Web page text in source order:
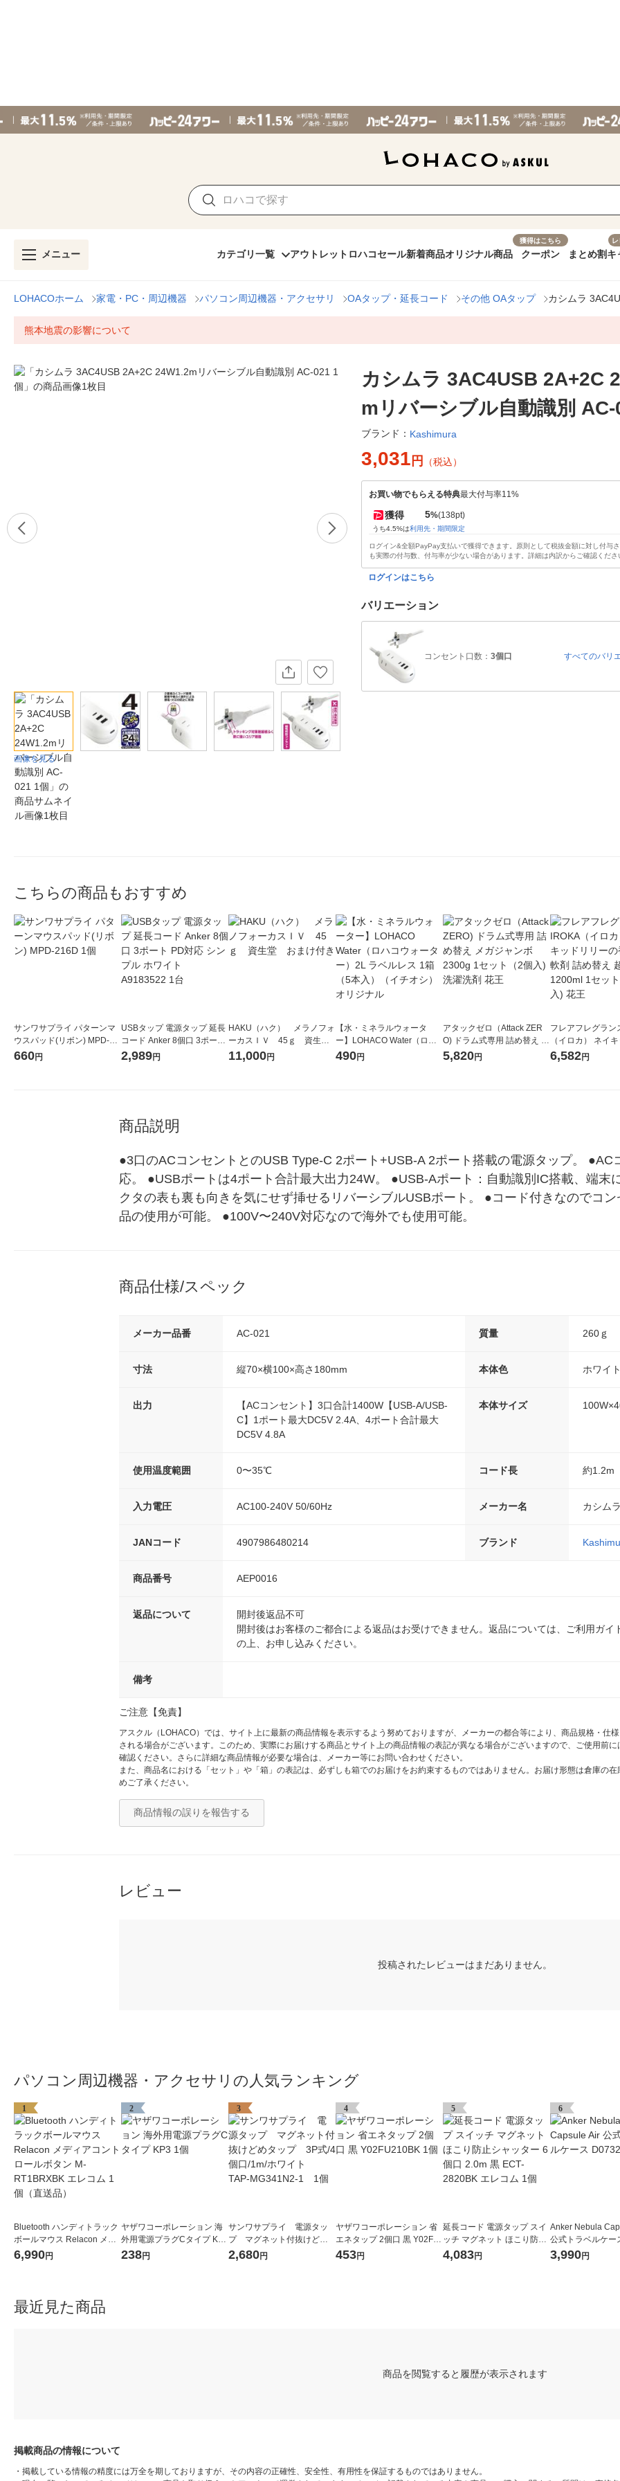
メニュー カテゴリ一覧 アウトレット ロハコセール新着商品オリジナル商品
獲得はこちら
クーポン まとめ割キ
LOHACOホーム 家電・PC・周辺機器 パソコン周辺機器・アクセサリ OAタップ・延長コード その他 OAタップ カシムラ
熊本地震の影響について
画像を見る
カシムラ 3AC4USB 2A+2C
mリバーシブル自動識別 AC-
ブランド： Kashimura
3,031 円 （税込）
お買い物でもらえる特典最大付与率11%
獲得 5%(138pt)
うち4.5%は利用先・期間限定
ログイン&全額PayPay支払いで獲得できます。原則として税抜金額に対し付与
も実際の付与数、付与率が少ない場合があります。詳細は内訳からご確認くださ
ログインはこちら
バリエーション
コンセント口数： 3個口 すべてのバリ
こちらの商品もおすすめ
サンワサプライ パターンマ
ウスパッド(リボン) MPD-21
6D 1個
660円
USBタップ 電源タップ 延長
コード Anker 8個口 3ポート
PD対応 シンプル ホワイト A
2,989円
HAKU（ハク） メラノフォ
ーカスＩＶ 45ｇ 資生
堂 おまけ付き
11,000円
【水・ミネラルウォータ
ー】LOHACO Water（ロハ
コウォーター）2L ラベルレ
490円
アタックゼロ（Attack ZER
O) ドラム式専用 詰め替え メ
ガジャンボ 2300g 1セット
5,820円
フレアフレグラン
（イロカ） ネイ
ーの香り 柔軟剤 詰
6,582円
商品説明
●3口のACコンセントとのUSB Type-C 2ポート+USB-A 2ポート搭載の電源タップ。
応。 ●USBポートは4ポート合計最大出力24W。 ●USB-Aポート：自動識別IC搭載、端末
クタの表も裏も向きを気にせず挿せるリバーシブルUSBポート。 ●コード付きなのでコ
品の使用が可能。 ●100V〜240V対応なので海外でも使用可能。
商品仕様/スペック
メーカー品番 AC-021 質量 260ｇ
寸法 縦70×横100×高さ180mm 本体色 ホワイト
出力
【ACコンセント】3口合計1400W【USB-A/USB-
C】1ポート最大DC5V 2.4A、4ポート合計最大
DC5V 4.8A
本体サイズ
使用温度範囲 0〜35℃ コード長 約1.2m
入力電圧 AC100-240V 50/60Hz メーカー名 カシムラ
JANコード 4907986480214 ブランド
商品番号 AEP0016
返品について
開封後返品不可
開封後はお客様のご都合による返品はお受けできません。返品については、ご利用ガ
の上、お申し込みください。
備考
ご注意【免責】
アスクル（LOHACO）では、サイト上に最新の商品情報を表示するよう努めておりますが、メーカーの都合等により、商品規格・仕
される場合がございます。このため、実際にお届けする商品とサイト上の商品情報の表記が異なる場合がございますので、ご使用前
確認ください。さらに詳細な商品情報が必要な場合は、メーカー等にお問い合わせください。
また、商品名における「セット」や「箱」の表記は、必ずしも箱でのお届けをお約束するものではありません。お届け形態は倉庫の
めご了承ください。
商品情報の誤りを報告する
レビュー
投稿されたレビューはまだありません。
パソコン周辺機器・アクセサリの人気ランキング
1
Bluetooth ハンディトラック
ボールマウス Relacon メデ
ィアコントロールボタン M-
6,990円
2
ヤザワコーポレーション 海
外用電源プラグCタイプ KP3
1個
238円
3
サンワサプライ 電源タッ
プ マグネット付抜けどめ
タップ 3P式/4個口/1m/ホ
2,680円
4
ヤザワコーポレーション 省
エネタップ 2個口 黒 Y02FU
210BK 1個
453円
5
延長コード 電源タップ スイ
ッチ マグネット ほこり防止
シャッター 6個口 2.0m 黒 E
4,083円
6
Anker Nebula
公式トラベルケー
11 1個
3,990円
最近見た商品
商品を閲覧すると履歴が表示されます
掲載商品の情報について
・ 掲載している情報の精度には万全を期しておりますが、その内容の正確性、安全性、有用性を保証するものではありません。